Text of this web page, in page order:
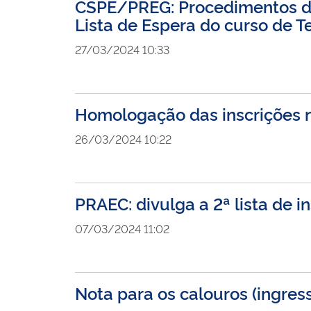
CSPE/PREG:
Lista de Espera do curso de
27/03/2024 10:33
Homologação das inscrições
26/03/2024 10:22
PRAEC: divulga a 2ª lista de
07/03/2024 11:02
Nota para os calouros